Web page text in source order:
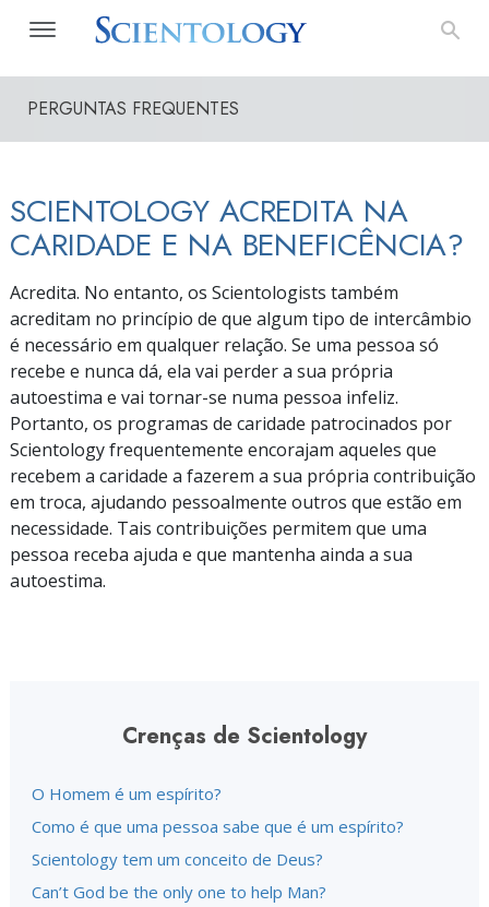
PERGUNTAS FREQUENTES
SCIENTOLOGY ACREDITA NA
CARIDADE E NA BENEFICÊNCIA?
Acredita. No entanto, os Scientologists também
acreditam no princípio de que algum tipo de intercâmbio
é necessário em qualquer relação. Se uma pessoa só
recebe e nunca dá, ela vai perder a sua própria
autoestima e vai tornar-se numa pessoa infeliz.
Portanto, os programas de caridade patrocinados por
Scientology frequentemente encorajam aqueles que
recebem a caridade a fazerem a sua própria contribuição
em troca, ajudando pessoalmente outros que estão em
necessidade. Tais contribuições permitem que uma
pessoa receba ajuda e que mantenha ainda a sua
autoestima.
Crenças de Scientology
O Homem é um espírito?
Como é que uma pessoa sabe que é um espírito?
Scientology tem um conceito de Deus?
Can’t God be the only one to help Man?